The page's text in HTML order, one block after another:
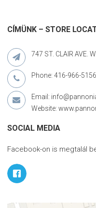
CÍMÜNK – STORE
747 ST. CLAIR AVE.
Phone: 416-966-5156
Email:
Website:
SOCIAL MEDIA
Facebook-on is megtalál